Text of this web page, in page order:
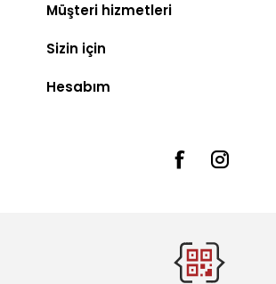
Müşteri hizmetleri
Sizin için
Hesabım